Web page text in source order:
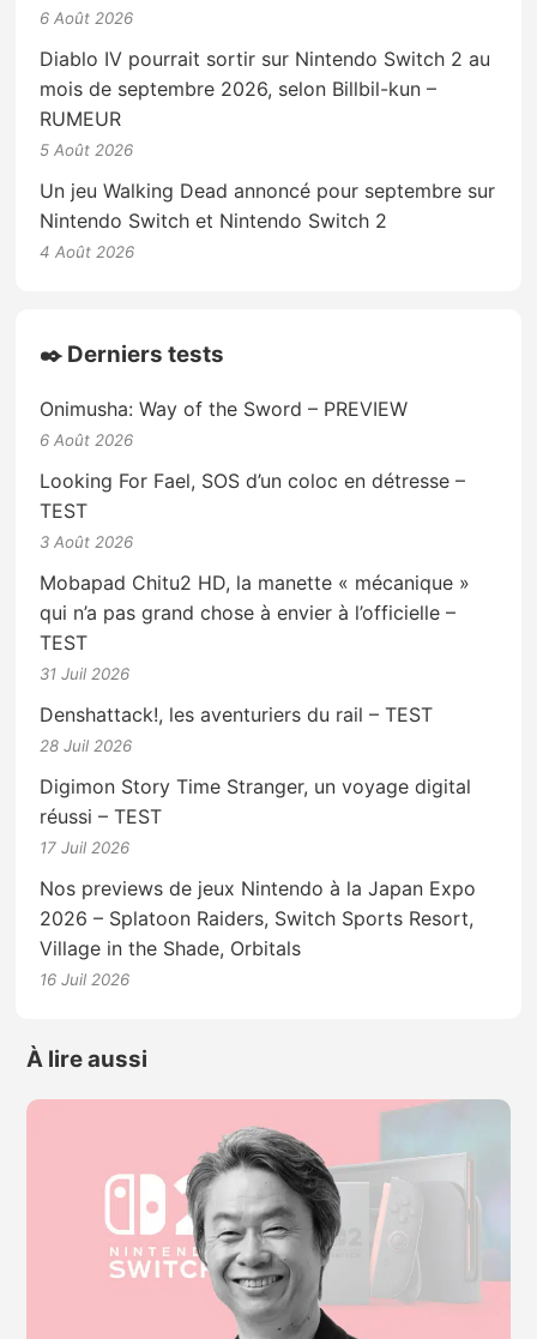
6 Août 2026
Diablo IV pourrait sortir sur Nintendo Switch 2 au
mois de septembre 2026, selon Billbil-kun –
RUMEUR
5 Août 2026
Un jeu Walking Dead annoncé pour septembre sur
Nintendo Switch et Nintendo Switch 2
4 Août 2026
✒️ Derniers tests
Onimusha: Way of the Sword – PREVIEW
6 Août 2026
Looking For Fael, SOS d’un coloc en détresse –
TEST
3 Août 2026
Mobapad Chitu2 HD, la manette « mécanique »
qui n’a pas grand chose à envier à l’officielle –
TEST
31 Juil 2026
Denshattack!, les aventuriers du rail – TEST
28 Juil 2026
Digimon Story Time Stranger, un voyage digital
réussi – TEST
17 Juil 2026
Nos previews de jeux Nintendo à la Japan Expo
2026 – Splatoon Raiders, Switch Sports Resort,
Village in the Shade, Orbitals
16 Juil 2026
À lire aussi